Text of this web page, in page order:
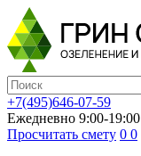
+7(495)646-07-59
Ежедневно 9:00-19:00
Просчитать смету 0 0